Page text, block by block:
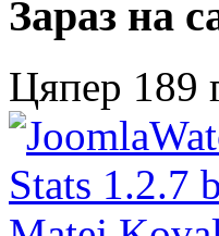
Зараз на
Цяпер 189